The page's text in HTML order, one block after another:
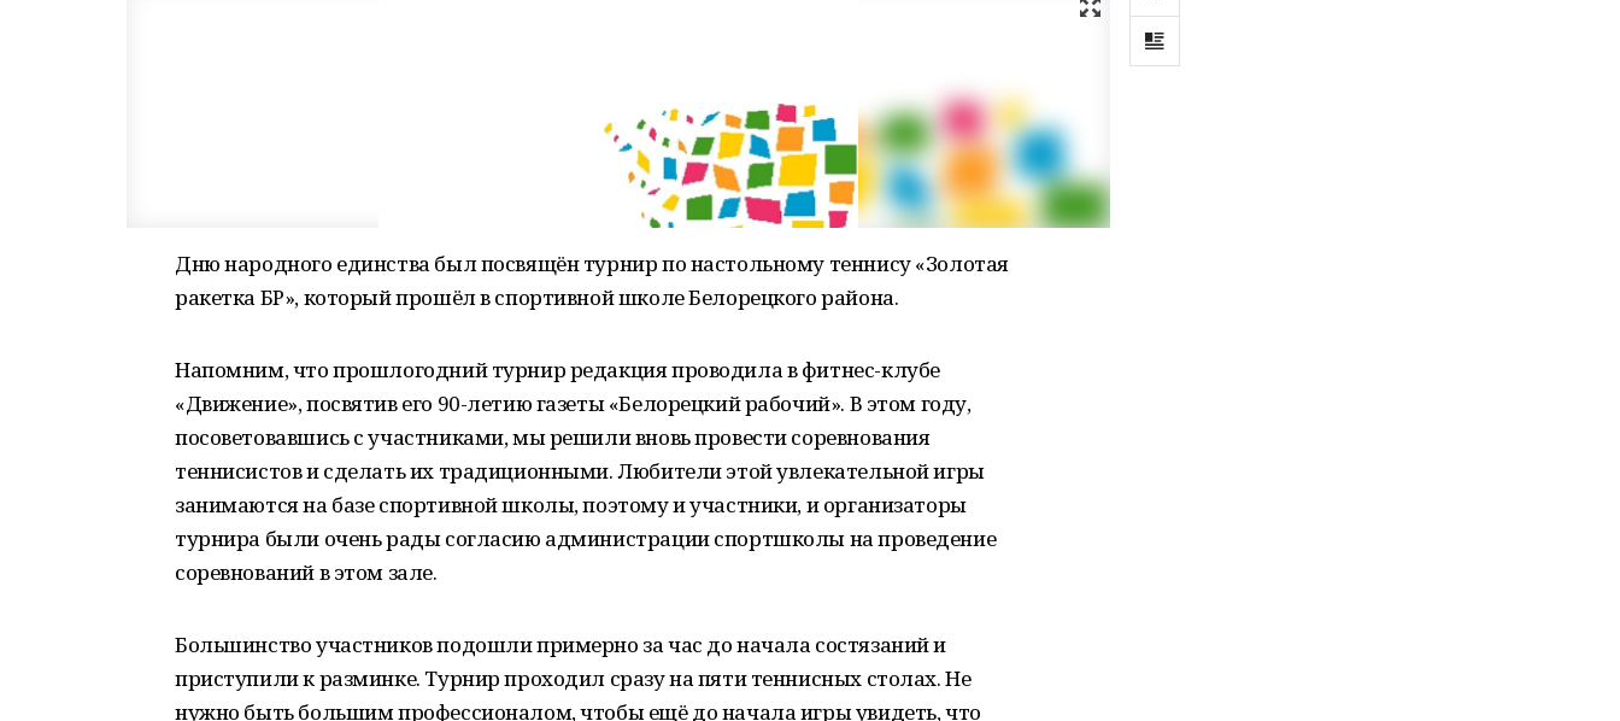
Дню народного единства был посвящён турнир по настольному теннису «Золотая
ракетка БР», который прошёл в спортивной школе Белорецкого района.
Напомним, что прошлогодний турнир редакция проводила в фитнес-клубе
«Движение», посвятив его 90-летию газеты «Белорецкий рабочий». В этом году,
посоветовавшись с участниками, мы решили вновь провести соревнования
теннисистов и сделать их традиционными. Любители этой увлекательной игры
занимаются на базе спортивной школы, поэтому и участники, и организаторы
турнира были очень рады согласию администрации спортшколы на проведение
соревнований в этом зале.
Большинство участников подошли примерно за час до начала состязаний и
приступили к разминке. Турнир проходил сразу на пяти теннисных столах. Не
нужно быть большим профессионалом, чтобы ещё до начала игры увидеть, что